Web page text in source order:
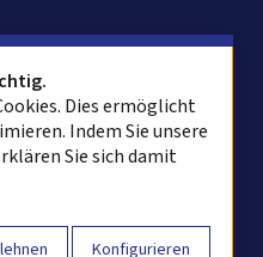
ag. Alle Rechte
Dies ermöglicht
Indem Sie unsere
Sie sich damit